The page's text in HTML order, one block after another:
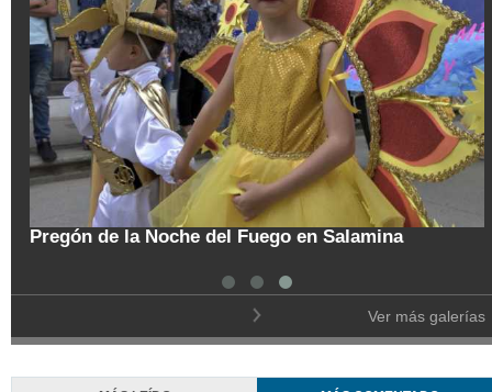
Pregón de la Noche del Fuego en Salamina
Ver más galerías